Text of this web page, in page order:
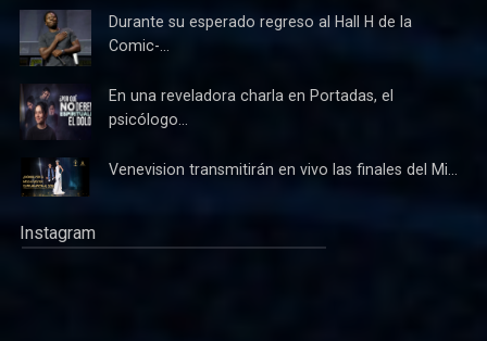
Durante su esperado regreso al Hall H de la
Comic-...
En una reveladora charla en Portadas, el
psicólogo...
Venevision transmitirán en vivo las finales del Mi...
Instagram